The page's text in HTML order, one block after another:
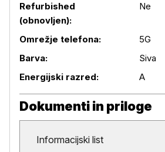
Refurbished
(obnovljen):
Ne
Omrežje telefona:
5G
Barva:
Siva
Energijski razred:
A
Dokumenti in priloge
Dokumenti in priloge
Informacijski list